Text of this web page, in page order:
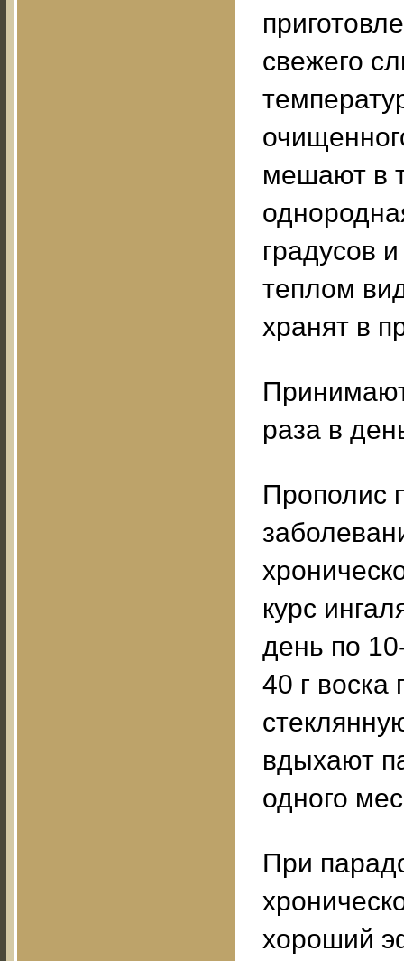
свежего
мешают в
градусов
теплом
хранят в
раза в
Прополис
курс
день по
40 г
вдыхают
одного
При
хороший